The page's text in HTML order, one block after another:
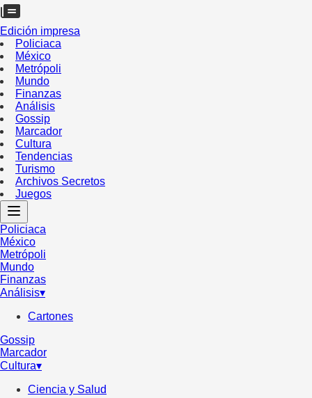
Edición impresa
Policiaca
México
Metrópoli
Mundo
Finanzas
Análisis
Gossip
Marcador
Cultura
Tendencias
Turismo
Archivos Secretos
Juegos
Policiaca
México
Metrópoli
Mundo
Finanzas
Análisis▾
Cartones
Gossip
Marcador
Cultura▾
Ciencia y Salud